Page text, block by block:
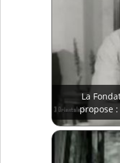
La
propose